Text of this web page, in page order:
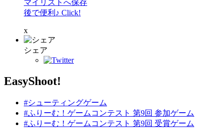
マイリストへ保存
後で便利♪ Click!
x
シェア
EasyShoot!
#シューティングゲーム
#ふりーむ！ゲームコンテスト 第9回 参加ゲーム
#ふりーむ！ゲームコンテスト 第9回 受賞ゲーム